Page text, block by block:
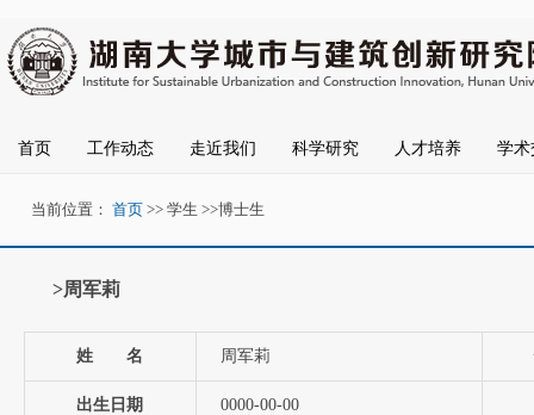
首页 工作动态 走近我们 科学研究 人才培养 学术
当前位置： 首页 >> 学生 >>博士生
>周军莉
姓 名 周军莉
出生日期 0000-00-00